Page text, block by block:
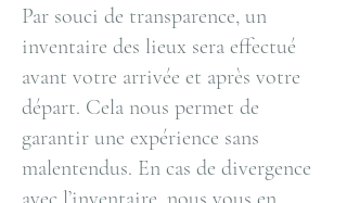
Par souci de transparence, un
inventaire des lieux sera effectué
avant votre arrivée et après votre
départ. Cela nous permet de
garantir une expérience sans
malentendus. En cas de divergence